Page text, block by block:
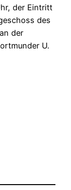
der Eintritt
des
der
U.